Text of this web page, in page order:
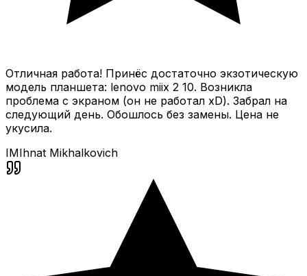
Отличная работа! Принёс достаточно экзотическую
модель планшета: lenovo miix 2 10. Возникла
проблема с экраном (он не работал xD). Забрал на
следующий день. Обошлось без замены. Цена не
укусила.
IMIhnat Mikhalkovich